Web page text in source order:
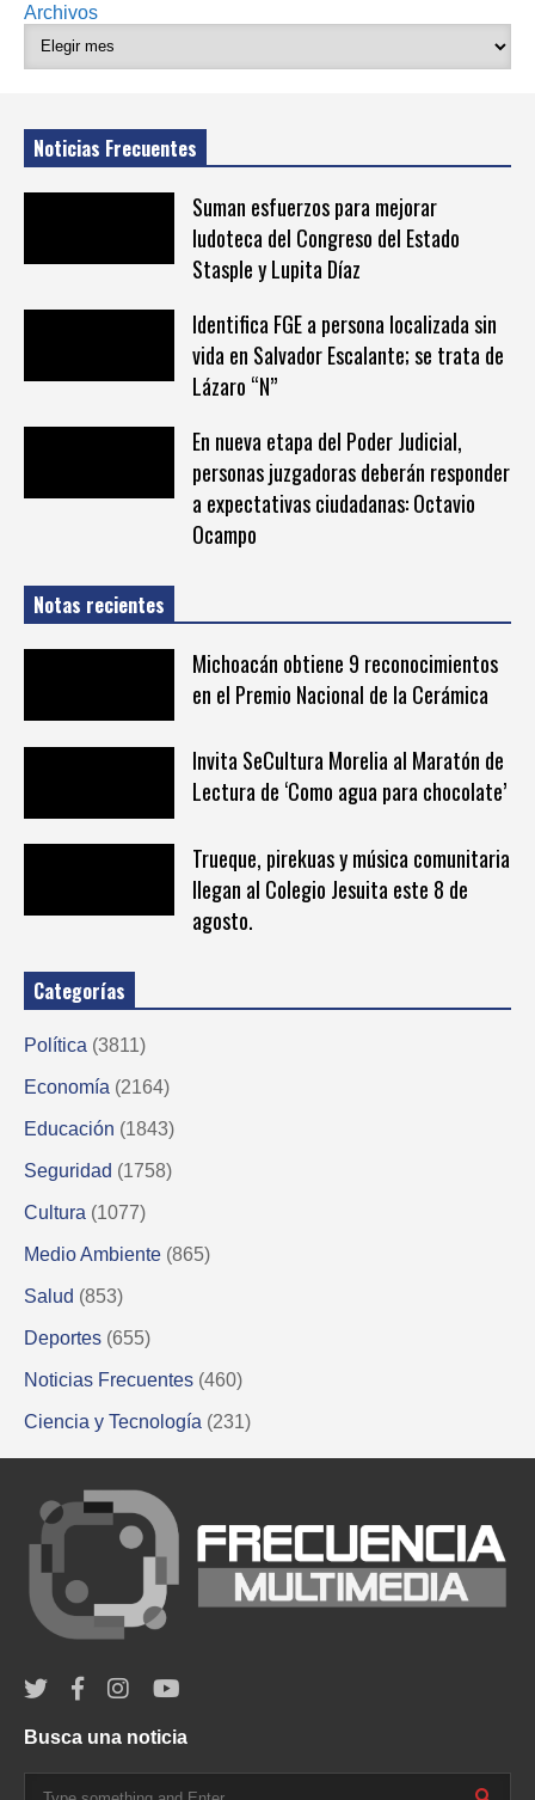
Archivos
Noticias Frecuentes
Suman esfuerzos para mejorar
ludoteca del Congreso del Estado
Stasple y Lupita Díaz
Identifica FGE a persona localizada sin
vida en Salvador Escalante; se trata de
Lázaro “N”
En nueva etapa del Poder Judicial,
personas juzgadoras deberán responder
a expectativas ciudadanas: Octavio
Ocampo
Notas recientes
Michoacán obtiene 9 reconocimientos
en el Premio Nacional de la Cerámica
Invita SeCultura Morelia al Maratón de
Lectura de ‘Como agua para chocolate’
Trueque, pirekuas y música comunitaria
llegan al Colegio Jesuita este 8 de
agosto.
Categorías
Política (3811)
Economía (2164)
Educación (1843)
Seguridad (1758)
Cultura (1077)
Medio Ambiente (865)
Salud (853)
Deportes (655)
Noticias Frecuentes (460)
Ciencia y Tecnología (231)
Busca una noticia